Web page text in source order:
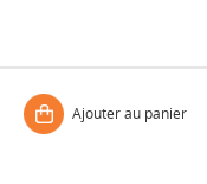
Ajouter au panier